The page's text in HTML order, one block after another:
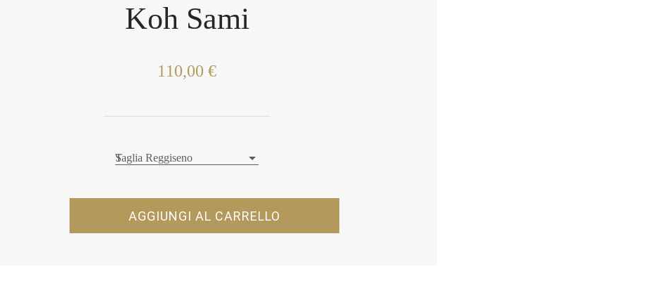
Koh Sami
110,00 €
S
Taglia Reggiseno
AGGIUNGI AL CARRELLO